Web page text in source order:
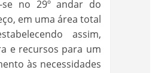
se no 29º andar do
em uma área total
assim,
e recursos para um
às necessidades